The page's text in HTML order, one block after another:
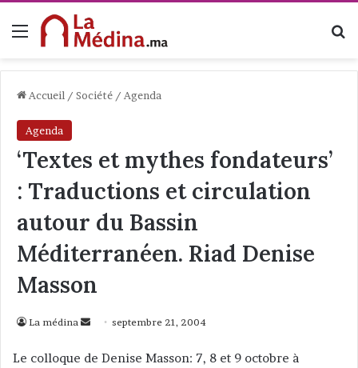
Menu
Accueil / Société / Agenda
Agenda
‘Textes et mythes fondateurs’
: Traductions et circulation
autour du Bassin
Méditerranéen. Riad Denise
Masson
La médina
v
septembre 21, 2004
Le colloque de Denise Masson: 7, 8 et 9 octobre à